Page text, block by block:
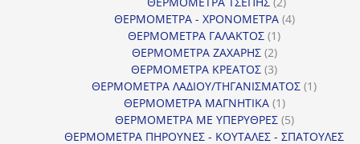
προϊόντα
ΘΕΡΜΟΜΕΤΡΑ - ΧΡΟΝΟΜΕΤΡΑ 44
ΘΕΡΜΟΜΕΤΡΑ ΓΑΛΑΚΤΟΣ 11
προϊόν
ΘΕΡΜΟΜΕΤΡΑ ΖΑΧΑΡΗΣ 22
προϊόντα
ΘΕΡΜΟΜΕΤΡΑ ΚΡΕΑΤΟΣ 33
προϊόντα
ΘΕΡΜΟΜΕΤΡΑ ΛΑΔΙΟΥ/ΤΗΓΑΝΙΣΜΑΤΟΣ 11
ΘΕΡΜΟΜΕΤΡΑ ΜΑΓΝΗΤΙΚΑ 11
προϊόν
ΘΕΡΜΟΜΕΤΡΑ ΜΕ ΥΠΕΡΥΘΡΕΣ 55
προϊόντα
ΘΕΡΜΟΜΕΤΡΑ ΠΗΡΟΥΝΕΣ - ΚΟΥΤΑΛΕΣ - ΣΠΑΤΟΥΛΕΣ